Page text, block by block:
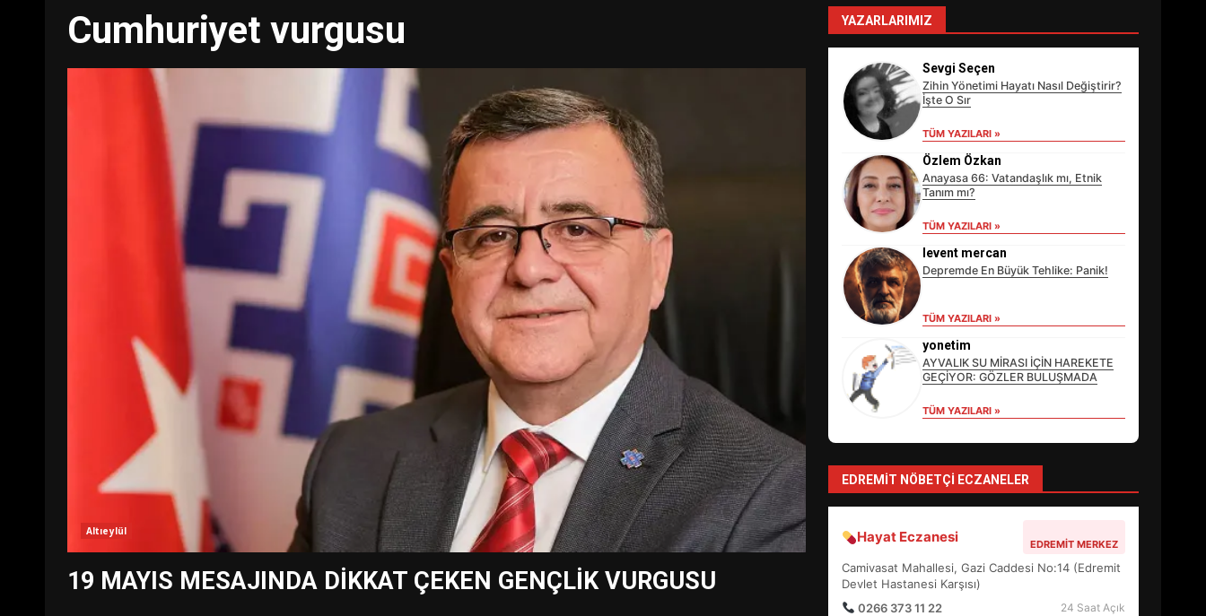
Cumhuriyet vurgusu
Altıeylül
19 MAYIS MESAJINDA DİKKAT ÇEKEN GENÇLİK VURGUSU
YAZARLARIMIZ
Sevgi Seçen
Zihin Yönetimi Hayatı Nasıl Değiştirir?
İşte O Sır
TÜM YAZILARI »
Özlem Özkan
Anayasa 66: Vatandaşlık mı, Etnik
Tanım mı?
TÜM YAZILARI »
levent mercan
Depremde En Büyük Tehlike: Panik!
TÜM YAZILARI »
yonetim
AYVALIK SU MİRASI İÇİN HAREKETE
GEÇİYOR: GÖZLER BULUŞMADA
TÜM YAZILARI »
EDREMIT NÖBETÇI ECZANELER
Hayat Eczanesi EDREMIT MERKEZ
Camivasat Mahallesi, Gazi Caddesi No:14 (Edremit
Devlet Hastanesi Karşısı)
0266 373 11 22
24 Saat Açık
EİB’DE KRİTİK ATAMA:
SÜRDÜRÜLEBİLİRLİKTE NE
DEĞİŞECEK?
4
BAŞARDI?
5
BALIKESİR MÜZELERİNDE
SÜRE UZATILDI: NE DEĞİŞTİ?